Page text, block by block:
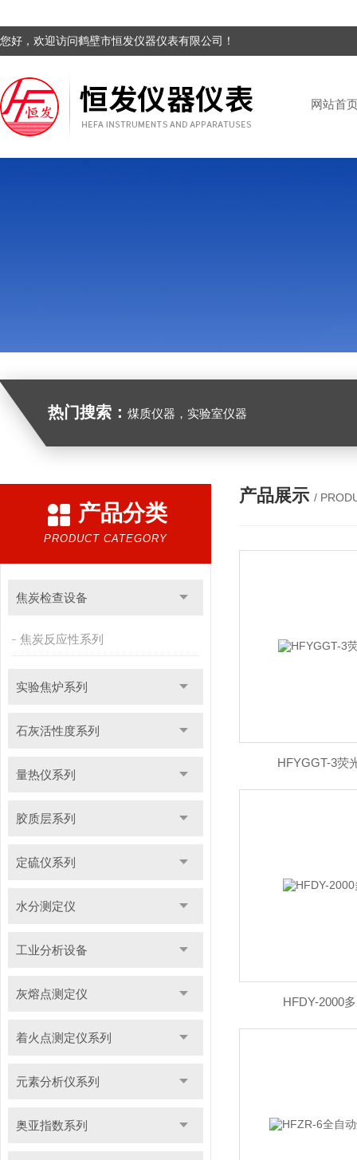
您好，欢迎访问鹤壁市恒发仪器仪表有限公司！
网站首
热门搜索： 煤质仪器，实验室仪器
产品分类
PRODUCT CATEGORY
焦炭检查设备
焦炭反应性系列
实验焦炉系列
石灰活性度系列
量热仪系列
胶质层系列
定硫仪系列
水分测定仪
工业分析设备
灰熔点测定仪
着火点测定仪系列
元素分析仪系列
奥亚指数系列
产品展示 /
HFYGGT-3荧
HFDY-2000